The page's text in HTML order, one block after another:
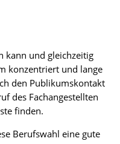
kann und gleichzeitig
konzentriert und lange
den Publikumskontakt
des Fachangestellten
finden.
Berufswahl eine gute